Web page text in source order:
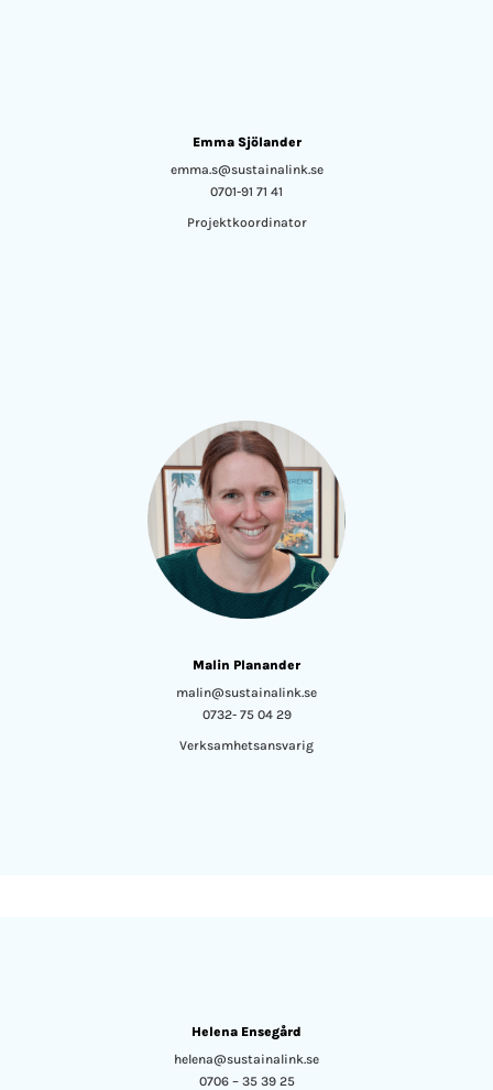
Emma Sjölander
emma.s@sustainalink.se
0701-91 71 41
Projektkoordinator
Malin Planander
malin@sustainalink.se
0732- 75 04 29
Verksamhetsansvarig
Helena Ensegård
helena@sustainalink.se
0706 – 35 39 25